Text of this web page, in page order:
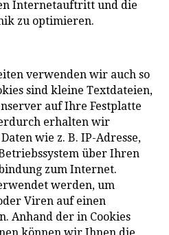
Internetauftritt und die
zu optimieren.
verwenden wir auch so
sind kleine Textdateien,
auf Ihre Festplatte
erhalten wir
wie z. B. IP-Adresse,
über Ihren
zum Internet.
werden, um
Viren auf einen
Anhand der in Cookies